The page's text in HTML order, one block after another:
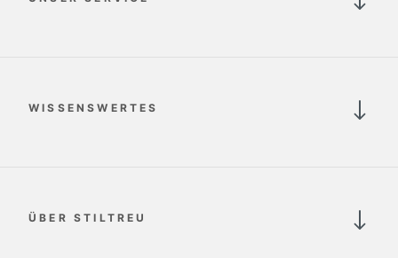
WISSENSWERTES
ÜBER STILTREU